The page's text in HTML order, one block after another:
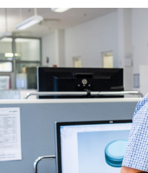
Mechanik, Elektronik, Optik, Textil
(Fertigung)
Sicherheit, Rettung, Polizei, Zoll